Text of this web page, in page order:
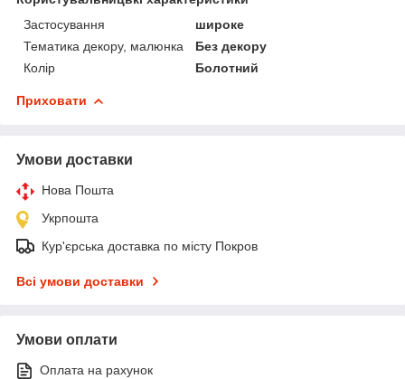
Застосування
широке
Тематика декору, малюнка
Без декору
Колір
Болотний
Приховати
Умови доставки
Нова Пошта
Укрпошта
Кур'єрська доставка по місту Покров
Всі умови доставки
Умови оплати
Оплата на рахунок